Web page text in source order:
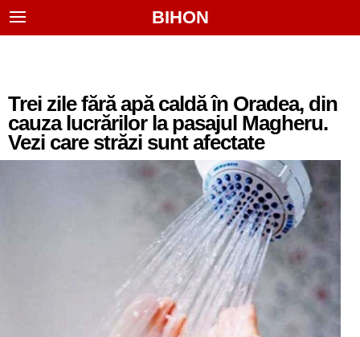
BIHON
Trei zile fără apă caldă în Oradea, din
cauza lucrărilor la pasajul Magheru.
Vezi care străzi sunt afectate